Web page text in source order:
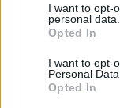
de su
rechazar tal
cualquier
visitando nuestra
I want to opt-
personal data.
Opted In
I want to opt-
Personal Data.
Opted In